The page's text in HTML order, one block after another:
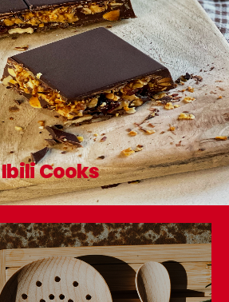
Ibili Cooks